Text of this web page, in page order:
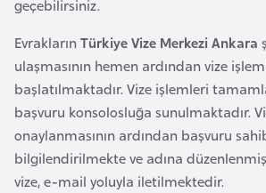
geçebilirsiniz.
EvraklarınTürkiye Vize Merkezi Ankara
ulaşmasının hemen ardından vize
başlatılmaktadır. Vize işlemleri
başvuru konsolosluğa sunulmaktadır.
onaylanmasının ardından başvuru
bilgilendirilmekte ve adına
vize, e-mail yoluyla iletilmektedir.
r
e
k
B
u
l